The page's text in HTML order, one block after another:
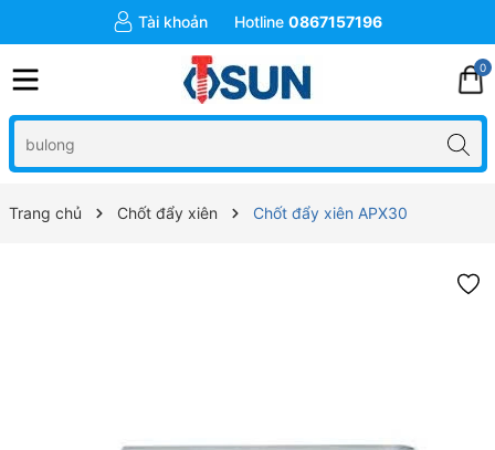
Tài khoản Hotline 0867157196
0
Trang chủ Chốt đẩy xiên Chốt đẩy xiên APX30